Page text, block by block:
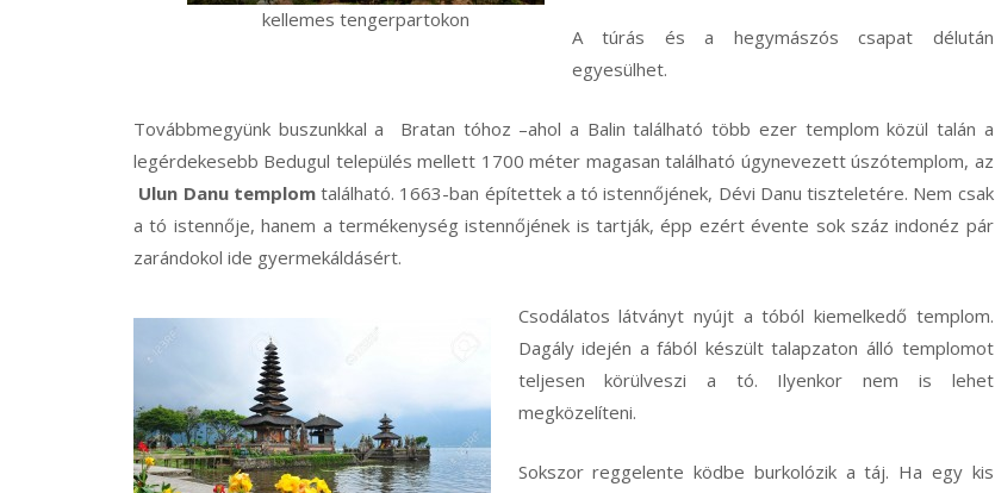
kellemes tengerpartokon
A túrás és a hegymászós csapat délután
egyesülhet.
Továbbmegyünk buszunkkal a
Bratan tóhoz –ahol a Balin található több ezer templom közül talán a
legérdekesebb Bedugul település mellett 1700 méter magasan található úgynevezett úszótemplom, az
Ulun Danu templomtalálható. 1663-ban építettek a tó istennőjének, Dévi Danu tiszteletére. Nem csak
a tó istennője, hanem a termékenység istennőjének is tartják, épp ezért évente sok száz indonéz pár
zarándokol ide gyermekáldásért.
Csodálatos látványt nyújt a tóból kiemelkedő templom.
Dagály idején a fából készült talapzaton álló templomot
teljesen körülveszi a tó. Ilyenkor nem is lehet
megközelíteni.
Sokszor reggelente ködbe burkolózik a táj. Ha egy kis